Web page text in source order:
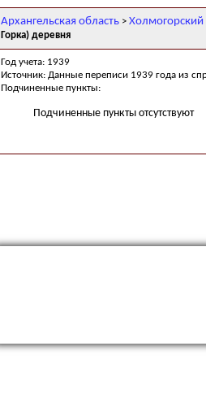
Архангельская область > Холмогорский
Горка) деревня
Год учета: 1939
Источник: Данные переписи 1939 года из
Подчиненные пункты:
Подчиненные пункты отсутствуют